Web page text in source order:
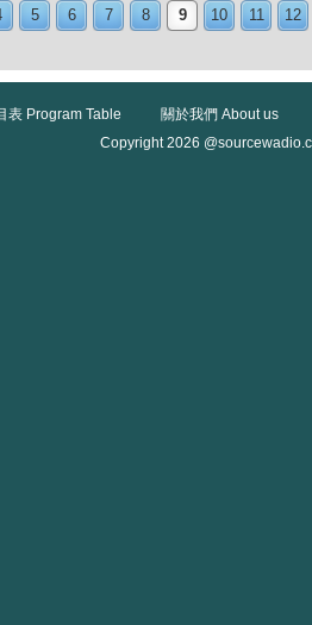
5 6 7 8 9 10 11 12
表 Program Table
關於我們 About us
Copyright 2026